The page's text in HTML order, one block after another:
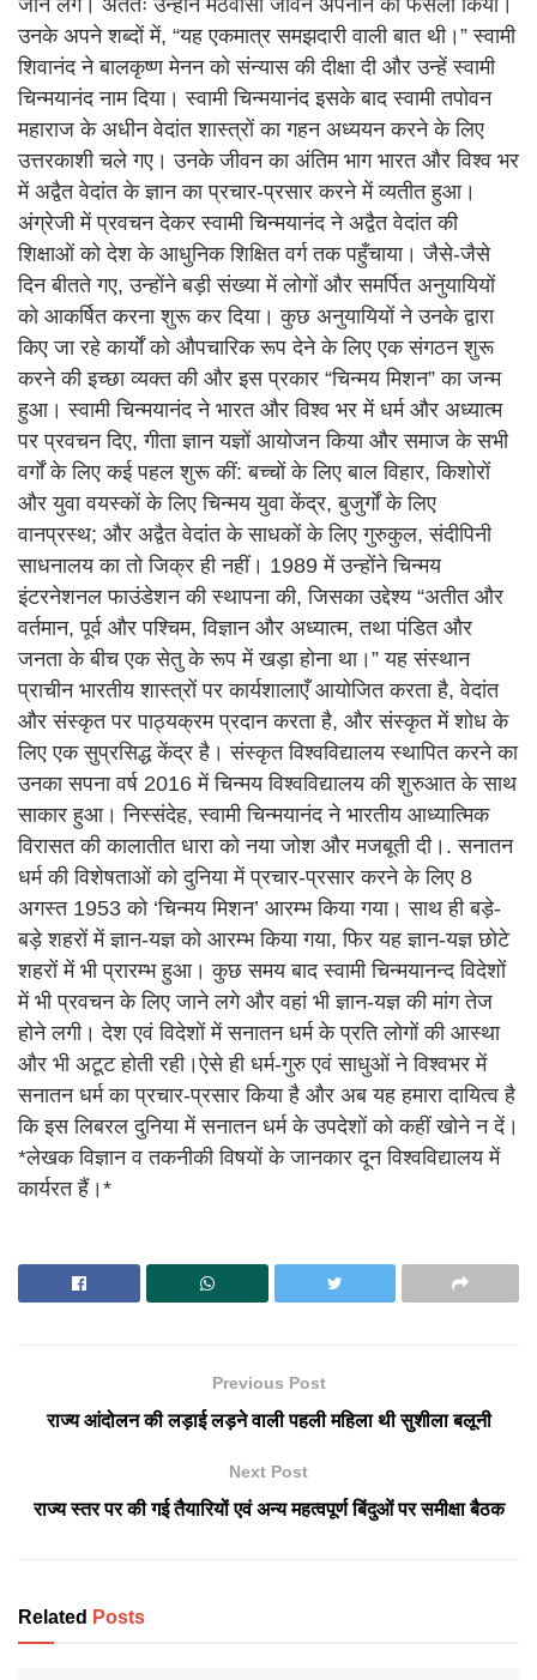
उनके अपने शब्दों में, “यह एकमात्र समझदारी वाली बात थी।” स्वामी
शिवानंद ने बालकृष्ण मेनन को संन्यास की दीक्षा दी और उन्हें स्वामी
चिन्मयानंद नाम दिया। स्वामी चिन्मयानंद इसके बाद स्वामी तपोवन
महाराज के अधीन वेदांत शास्त्रों का गहन अध्ययन करने के लिए
उत्तरकाशी चले गए। उनके जीवन का अंतिम भाग भारत और विश्व भर
में अद्वैत वेदांत के ज्ञान का प्रचार-प्रसार करने में व्यतीत हुआ।
अंग्रेजी में प्रवचन देकर स्वामी चिन्मयानंद ने अद्वैत वेदांत की
शिक्षाओं को देश के आधुनिक शिक्षित वर्ग तक पहुँचाया। जैसे-जैसे
दिन बीतते गए, उन्होंने बड़ी संख्या में लोगों और समर्पित अनुयायियों
को आकर्षित करना शुरू कर दिया। कुछ अनुयायियों ने उनके द्वारा
किए जा रहे कार्यों को औपचारिक रूप देने के लिए एक संगठन शुरू
करने की इच्छा व्यक्त की और इस प्रकार “चिन्मय मिशन” का जन्म
हुआ। स्वामी चिन्मयानंद ने भारत और विश्व भर में धर्म और अध्यात्म
पर प्रवचन दिए, गीता ज्ञान यज्ञों आयोजन किया और समाज के सभी
वर्गों के लिए कई पहल शुरू कीं: बच्चों के लिए बाल विहार, किशोरों
और युवा वयस्कों के लिए चिन्मय युवा केंद्र, बुजुर्गों के लिए
वानप्रस्थ; और अद्वैत वेदांत के साधकों के लिए गुरुकुल, संदीपिनी
साधनालय का तो जिक्र ही नहीं। 1989 में उन्होंने चिन्मय
इंटरनेशनल फाउंडेशन की स्थापना की, जिसका उद्देश्य “अतीत और
वर्तमान, पूर्व और पश्चिम, विज्ञान और अध्यात्म, तथा पंडित और
जनता के बीच एक सेतु के रूप में खड़ा होना था।” यह संस्थान
प्राचीन भारतीय शास्त्रों पर कार्यशालाएँ आयोजित करता है, वेदांत
और संस्कृत पर पाठ्यक्रम प्रदान करता है, और संस्कृत में शोध के
लिए एक सुप्रसिद्ध केंद्र है। संस्कृत विश्वविद्यालय स्थापित करने का
उनका सपना वर्ष 2016 में चिन्मय विश्वविद्यालय की शुरुआत के साथ
साकार हुआ। निस्संदेह, स्वामी चिन्मयानंद ने भारतीय आध्यात्मिक
विरासत की कालातीत धारा को नया जोश और मजबूती दी।. सनातन
धर्म की विशेषताओं को दुनिया में प्रचार-प्रसार करने के लिए 8
अगस्त 1953 को ‘चिन्मय मिशन’ आरम्भ किया गया। साथ ही बड़े-
बड़े शहरों में ज्ञान-यज्ञ को आरम्भ किया गया, फिर यह ज्ञान-यज्ञ छोटे
शहरों में भी प्रारम्भ हुआ। कुछ समय बाद स्वामी चिन्मयानन्द विदेशों
में भी प्रवचन के लिए जाने लगे और वहां भी ज्ञान-यज्ञ की मांग तेज
होने लगी। देश एवं विदेशों में सनातन धर्म के प्रति लोगों की आस्था
और भी अटूट होती रही।ऐसे ही धर्म-गुरु एवं साधुओं ने विश्वभर में
सनातन धर्म का प्रचार-प्रसार किया है और अब यह हमारा दायित्व है
कि इस लिबरल दुनिया में सनातन धर्म के उपदेशों को कहीं खोने न दें।
*लेखक विज्ञान व तकनीकी विषयों के जानकार दून विश्वविद्यालय में
कार्यरत हैं।*
Previous Post
राज्य आंदोलन की लड़ाई लड़ने वाली पहली महिला थी सुशीला बलूनी
Next Post
राज्य स्तर पर की गई तैयारियों एवं अन्य महत्वपूर्ण बिंदुओं पर समीक्षा बैठक
Related Posts